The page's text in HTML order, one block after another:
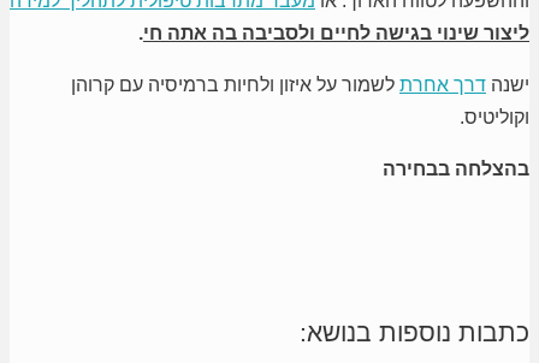
ליצור שינוי בגישה לחיים ולסביבה בה אתה חי.
ישנה דרך אחרת לשמור על איזון ולחיות ברמיסיה עם קרוהן
וקוליטיס.
בהצלחה בבחירה
כתבות נוספות בנושא: